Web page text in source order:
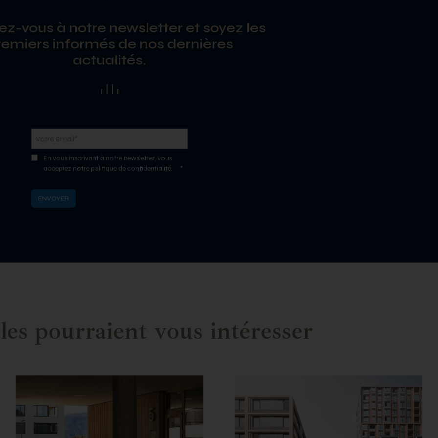
vous à notre newsletter et soyez les
informés de nos dernières
actualités.
En vous inscrivant à notre newsletter, vous
acceptez notre politique de confidentialité.
*
pourraient vous intéresser